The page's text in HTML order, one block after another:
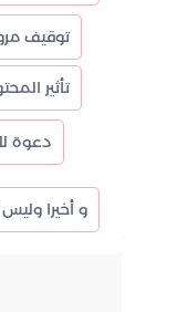
توقيف
تأثير
دعوة
و أخيرا وليس